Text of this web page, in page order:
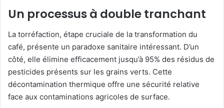
Un processus à double tranchant
La torréfaction, étape cruciale de la transformation du
café, présente un paradoxe sanitaire intéressant. D’un
côté, elle élimine efficacement jusqu’à 95% des résidus de
pesticides présents sur les grains verts. Cette
décontamination thermique offre une sécurité relative
face aux contaminations agricoles de surface.